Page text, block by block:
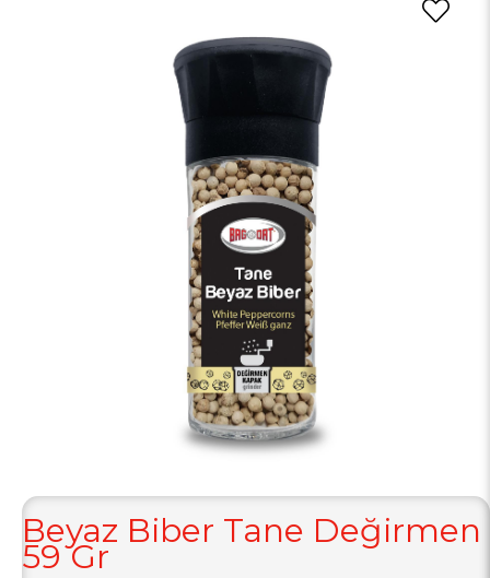
Beyaz Biber Tane Değirmen
59 Gr